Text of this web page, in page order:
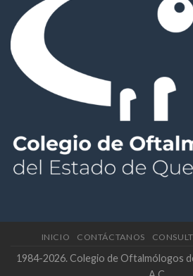
INICIO CONTÁCTANOS
1984-2026. Colegio de Oftalmólogos